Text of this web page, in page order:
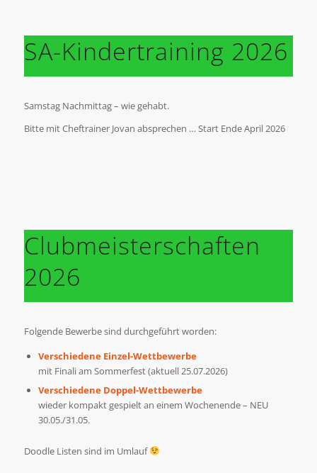
SA-Kindertraining 2026
Samstag Nachmittag – wie gehabt.
Bitte mit Cheftrainer Jovan absprechen … Start Ende April 2026
Clubmeisterschaften
2026
Folgende Bewerbe sind durchgeführt worden:
Verschiedene Einzel-Wettbewerbe
mit Finali am Sommerfest (aktuell 25.07.2026)
Verschiedene Doppel-Wettbewerbe
wieder kompakt gespielt an einem Wochenende – NEU
30.05./31.05.
Doodle Listen sind im Umlauf